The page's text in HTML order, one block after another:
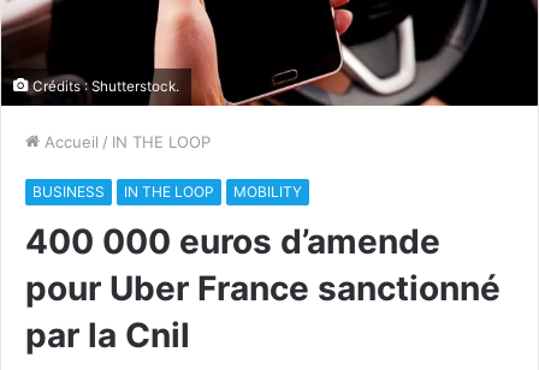
Crédits : Shutterstock.
Accueil / IN THE LOOP
BUSINESS IN THE LOOP MOBILITY
400 000 euros d’amende
pour Uber France sanctionné
par la Cnil